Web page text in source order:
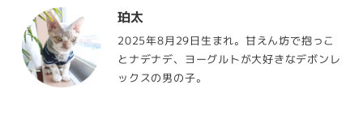
珀太
2025年8月29日生まれ。甘えん坊で抱っこ
とナデナデ、ヨーグルトが大好きなデボンレ
ックスの男の子。